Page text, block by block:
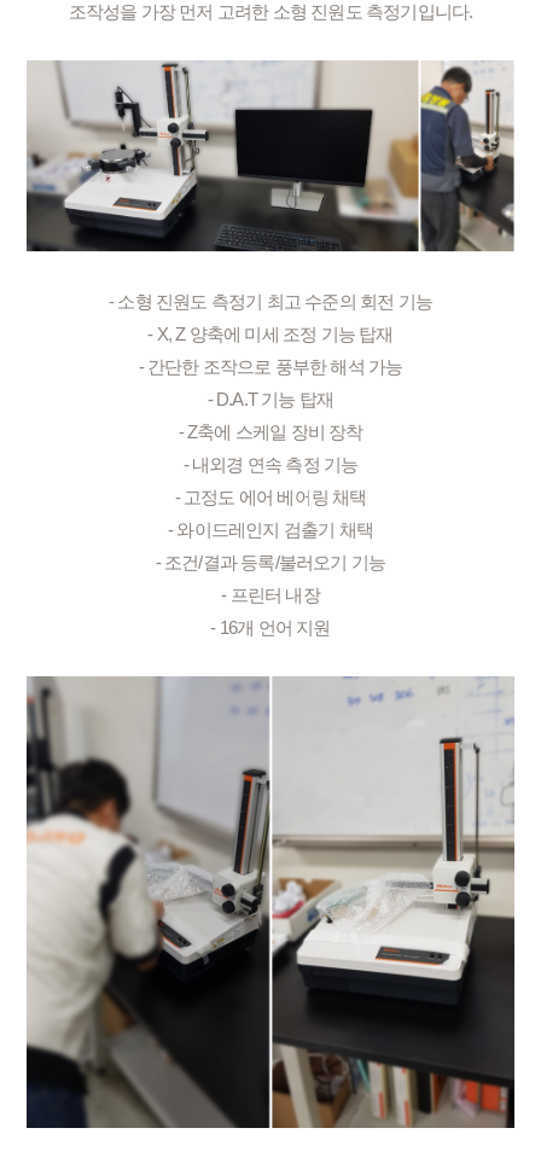
조작성을 가장 먼저 고려한 소형 진원도 측정기입니다.
- 소형 진원도 측정기 최고 수준의 회전 기능
- X, Z 양축에 미세 조정 기능 탑재
- 간단한 조작으로 풍부한 해석 가능
- D.A.T 기능 탑재
- Z축에 스케일 장비 장착
- 내외경 연속 측정 기능
- 고정도 에어 베어링 채택
- 와이드레인지 검출기 채택
- 조건/결과 등록/불러오기 기능
- 프린터 내장
- 16개 언어 지원